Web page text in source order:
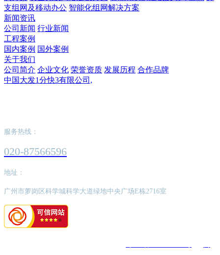
支组网及移动办公 智能化组网解决方案
新闻资讯
公司新闻 行业新闻
工程案例
国内案例 国外案例
关于我们
公司简介 企业文化 荣誉资质 发展历程 合作品牌
中国大发1分快3有限公司,
服务热线：
020-87566596
地址：
广州市萝岗区科学城科学大道绿地中央广场E栋2716室